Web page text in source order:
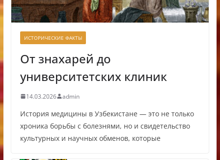
ИСТОРИЧЕСКИЕ ФАКТЫ
От знахарей до
университетских клиник
14.03.2026 admin
История медицины в Узбекистане — это не только
хроника борьбы с болезнями, но и свидетельство
культурных и научных обменов, которые